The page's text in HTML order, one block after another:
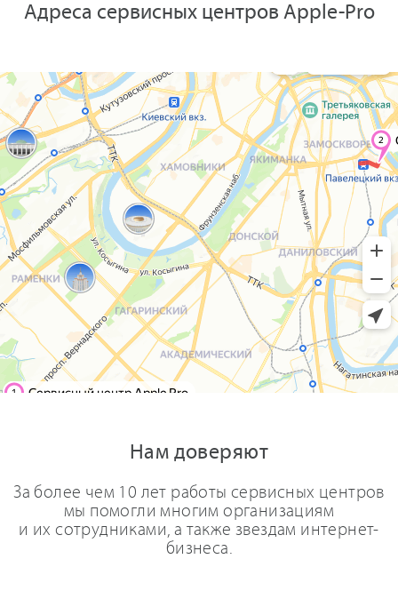
Адреса сервисных центров Apple-Pro
Нам доверяют
За более чем 10 лет работы сервисных центров
мы помогли многим организациям
и их сотрудниками, а также звездам интернет-
бизнеса.